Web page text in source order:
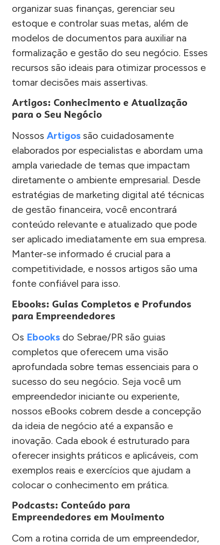
organizar suas finanças, gerenciar seu
estoque e controlar suas metas, além de
modelos de documentos para auxiliar na
formalização e gestão do seu negócio. Esses
recursos são ideais para otimizar processos e
tomar decisões mais assertivas.
Artigos: Conhecimento e Atualização
para o Seu Negócio
Nossos Artigos são cuidadosamente
elaborados por especialistas e abordam uma
ampla variedade de temas que impactam
diretamente o ambiente empresarial. Desde
estratégias de marketing digital até técnicas
de gestão financeira, você encontrará
conteúdo relevante e atualizado que pode
ser aplicado imediatamente em sua empresa.
Manter-se informado é crucial para a
competitividade, e nossos artigos são uma
fonte confiável para isso.
Ebooks: Guias Completos e Profundos
para Empreendedores
Os Ebooks do Sebrae/PR são guias
completos que oferecem uma visão
aprofundada sobre temas essenciais para o
sucesso do seu negócio. Seja você um
empreendedor iniciante ou experiente,
nossos eBooks cobrem desde a concepção
da ideia de negócio até a expansão e
inovação. Cada ebook é estruturado para
oferecer insights práticos e aplicáveis, com
exemplos reais e exercícios que ajudam a
colocar o conhecimento em prática.
Podcasts: Conteúdo para
Empreendedores em Movimento
Com a rotina corrida de um empreendedor,